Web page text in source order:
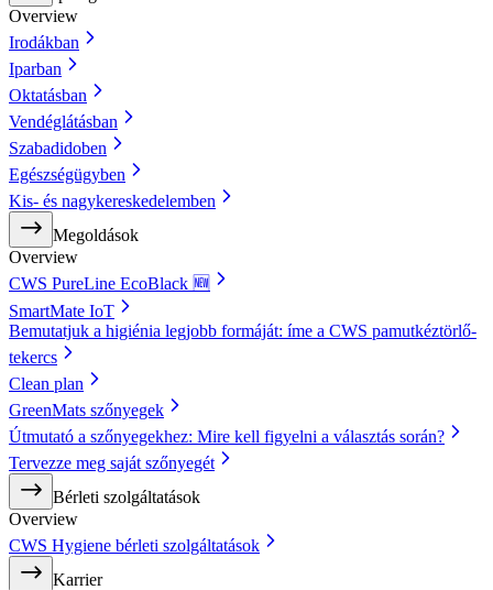
Overview
Irodákban
Iparban
Oktatásban
Vendéglátásban
Szabadidoben
Egészségügyben
Kis- és nagykereskedelemben
Megoldások
Overview
CWS PureLine EcoBlack 🆕
SmartMate IoT
Bemutatjuk a higiénia legjobb formáját: íme a CWS pamutkéztörlő-
tekercs
Clean plan
GreenMats szőnyegek
Útmutató a szőnyegekhez: Mire kell figyelni a választás során?
Tervezze meg saját szőnyegét
Bérleti szolgáltatások
Overview
CWS Hygiene bérleti szolgáltatások
Karrier